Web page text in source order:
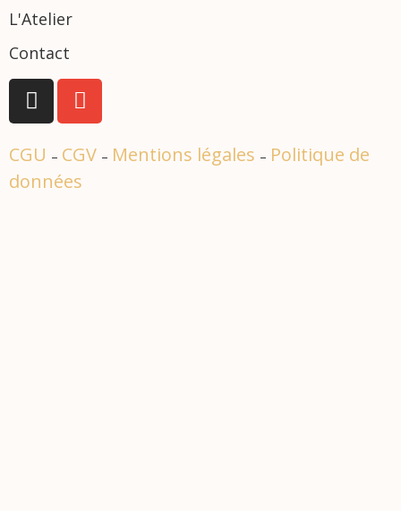
L'Atelier
Contact
CGU – CGV – Mentions légales – Politique de
données